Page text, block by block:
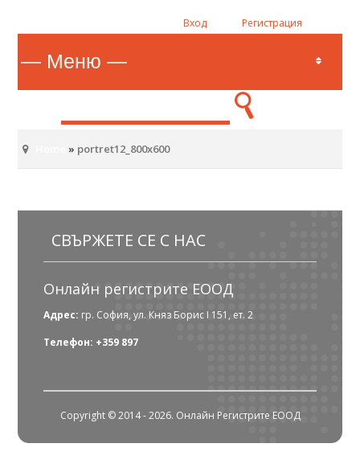
Вход Регистрация
» portret12_800x600
СВЪРЖЕТЕ СЕ С НАС
Онлайн регистрите ЕООД
Адрес: гр. София, ул. Княз Борис I 151, ет. 2
Телефон: +359 897
Copyright © 2014 - 2026. Онлайн Регистрите ЕООД